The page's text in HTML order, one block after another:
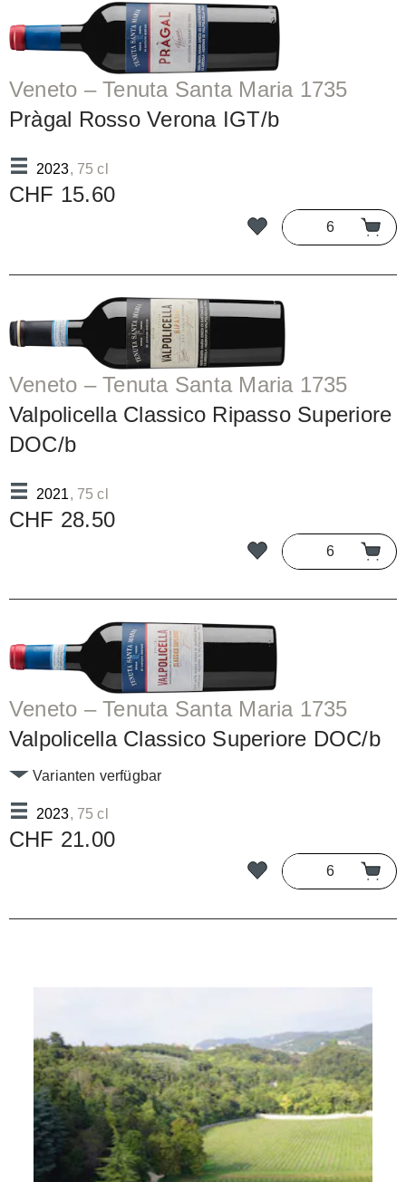
Veneto – Tenuta Santa Maria 1735
Pràgal Rosso Verona IGT/b
2023, 75 cl
CHF 15.60
Veneto – Tenuta Santa Maria 1735
Valpolicella Classico Ripasso Superiore
DOC/b
2021, 75 cl
CHF 28.50
Veneto – Tenuta Santa Maria 1735
Valpolicella Classico Superiore DOC/b
2023, 75 cl
Varianten verfügbar
CHF 21.00